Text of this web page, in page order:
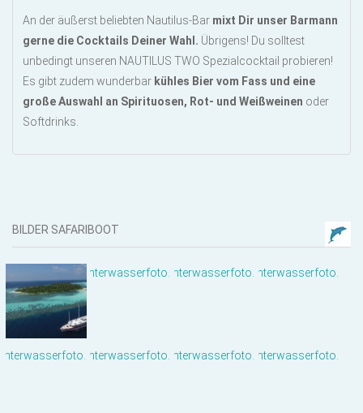
An der äußerst beliebten Nautilus-Bar mixt Dir unser Barmann
gerne die Cocktails Deiner Wahl. Übrigens! Du solltest
unbedingt unseren NAUTILUS TWO Spezialcocktail probieren!
Es gibt zudem wunderbar kühles Bier vom Fass und eine
große Auswahl an Spirituosen, Rot- und Weißweinen oder
Softdrinks.
BILDER SAFARIBOOT